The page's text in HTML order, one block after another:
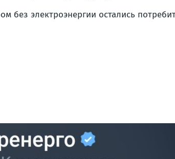
без электроэнергии остались